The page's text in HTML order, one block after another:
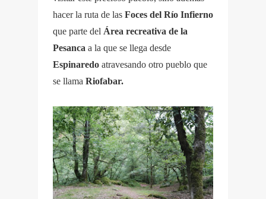
hacer la ruta de las Foces del Río Infierno
que parte del Área recreativa de la
Pesanca a la que se llega desde
Espinaredo atravesando otro pueblo que
se llama Riofabar.